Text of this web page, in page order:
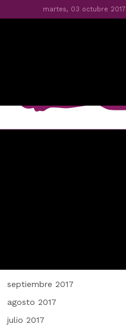
martes, 03 octubre 2017
septiembre 2017
agosto 2017
julio 2017